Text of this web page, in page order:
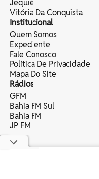
Jequié
Vitória Da Conquista
Institucional
Quem Somos
Expediente
Fale Conosco
Política De Privacidade
Mapa Do Site
Rádios
GFM
Bahia FM Sul
Bahia FM
JP FM